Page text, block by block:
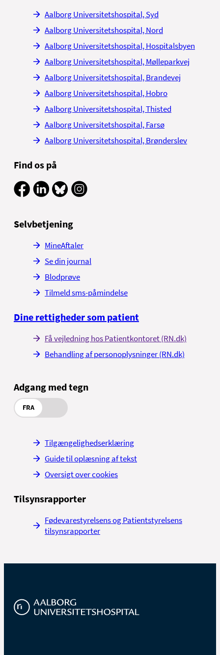
Aalborg Universitetshospital, Syd
Aalborg Universitetshospital, Nord
Aalborg Universitetshospital, Hospitalsbyen
Aalborg Universitetshospital, Mølleparkvej
Aalborg Universitetshospital, Brandevej
Aalborg Universitetshospital, Hobro
Aalborg Universitetshospital, Thisted
Aalborg Universitetshospital, Farsø
Aalborg Universitetshospital, Brønderslev
Find os på
Selvbetjening
MineAftaler
Se din journal
Blodprøve
Tilmeld sms-påmindelse
Dine rettigheder som patient
Få vejledning hos Patientkontoret (RN.dk)
Behandling af personoplysninger (RN.dk)
Adgang med tegn
FRA
Tilgængelighedserklæring
Guide til oplæsning af tekst
Oversigt over cookies
Tilsynsrapporter
Fødevarestyrelsens og Patientstyrelsens
tilsynsrapporter